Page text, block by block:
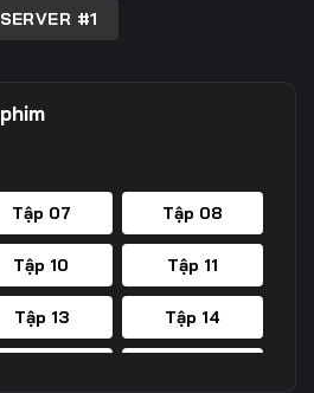
SERVER #1
Tập 07 Tập 08
Tập 10 Tập 11
Tập 13 Tập 14